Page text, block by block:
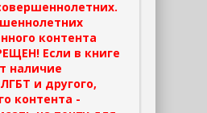
контента
Если в книге
наличие
и другого,
контента -